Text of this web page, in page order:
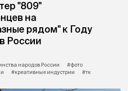
"809"
на
рядом" к Году
России
народов России
#фото
#креативные индустрии #тк